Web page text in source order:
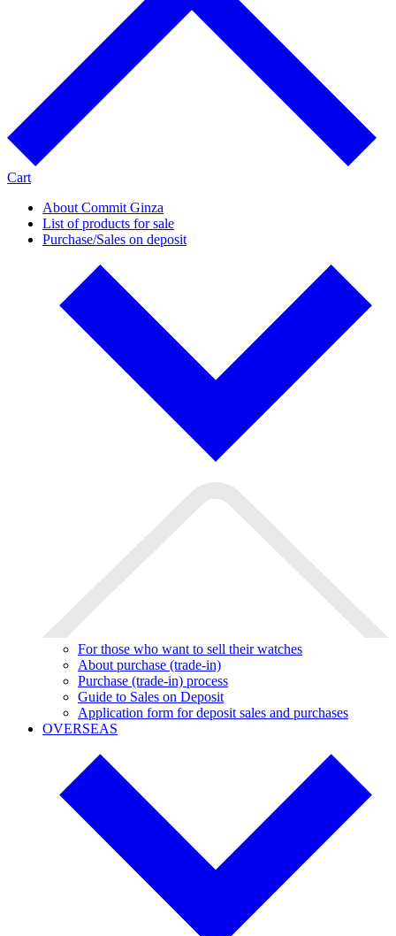
Cart
About Commit Ginza
List of products for sale
Purchase/Sales on deposit
For those who want to sell their watches
About purchase (trade-in)
Purchase (trade-in) process
Guide to Sales on Deposit
Application form for deposit sales and purchases
OVERSEAS